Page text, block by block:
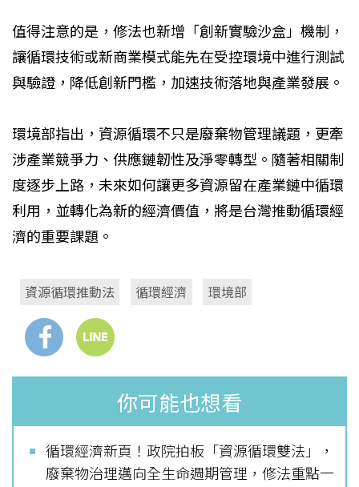
值得注意的是，修法也新增「創新實驗沙盒」機制，
讓循環技術或新商業模式能先在受控環境中進行測試
與驗證，降低創新門檻，加速技術落地與產業發展。
環境部指出，資源循環不只是廢棄物管理議題，更牽
涉產業競爭力、供應鏈韌性及淨零轉型。隨著相關制
度逐步上路，未來如何讓更多資源留在產業鏈中循環
利用，並轉化為新的經濟價值，將是台灣推動循環經
濟的重要課題。
資源循環推動法 循環經濟 環境部
你可能也想看
循環經濟新頁！政院拍板「資源循環雙法」，
廢棄物治理邁向全生命週期管理，修法重點一